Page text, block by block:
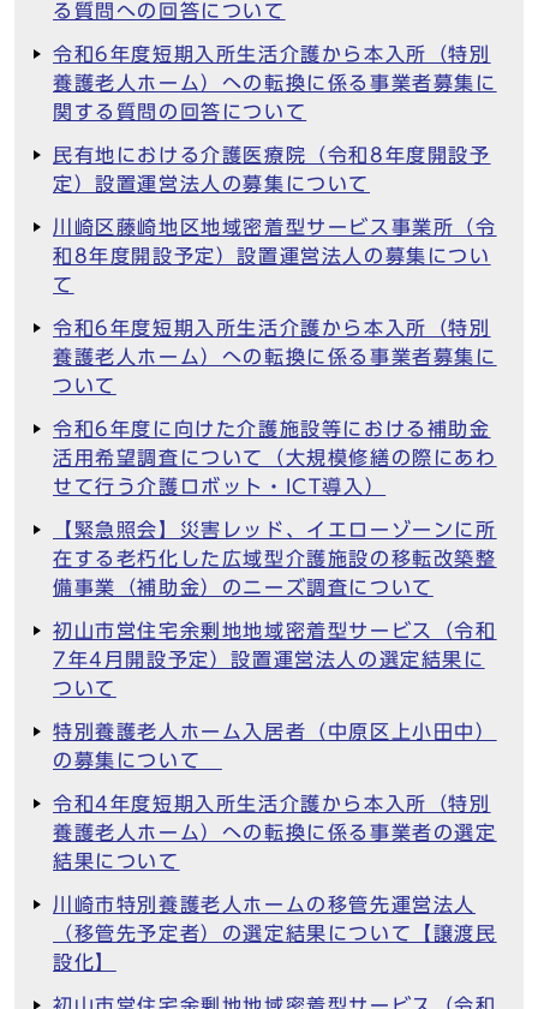
る質問への回答について
令和6年度短期入所生活介護から本入所（特別
養護老人ホーム）への転換に係る事業者募集に
関する質問の回答について
民有地における介護医療院（令和8年度開設予
定）設置運営法人の募集について
川崎区藤崎地区地域密着型サービス事業所（令
和8年度開設予定）設置運営法人の募集につい
て
令和6年度短期入所生活介護から本入所（特別
養護老人ホーム）への転換に係る事業者募集に
ついて
令和6年度に向けた介護施設等における補助金
活用希望調査について（大規模修繕の際にあわ
せて行う介護ロボット・ICT導入）
【緊急照会】災害レッド、イエローゾーンに所
在する老朽化した広域型介護施設の移転改築整
備事業（補助金）のニーズ調査について
初山市営住宅余剰地地域密着型サービス（令和
7年4月開設予定）設置運営法人の選定結果に
ついて
特別養護老人ホーム入居者（中原区上小田中）
の募集について
令和4年度短期入所生活介護から本入所（特別
養護老人ホーム）への転換に係る事業者の選定
結果について
川崎市特別養護老人ホームの移管先運営法人
（移管先予定者）の選定結果について【譲渡民
設化】